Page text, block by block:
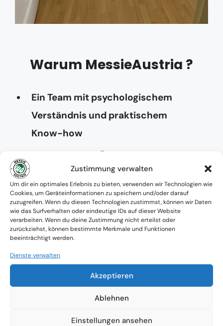
Zustimmung verwalten
Um dir ein optimales Erlebnis zu bieten, verwenden wir Technologien wie
Cookies, um Geräteinformationen zu speichern und/oder darauf
zuzugreifen. Wenn du diesen Technologien zustimmst, können wir Daten
wie das Surfverhalten oder eindeutige IDs auf dieser Website
verarbeiten. Wenn du deine Zustimmung nicht erteilst oder
zurückziehst, können bestimmte Merkmale und Funktionen
beeinträchtigt werden.
Dienste verwalten
Akzeptieren
Ablehnen
Einstellungen ansehen
Warum MessieAustria ?
Ein Team mit psychologischem
Verständnis und praktischem
Know-how
Absolute Diskretion & keine
Zusammenarbeit mit Ämtern ohne
Einverständnis